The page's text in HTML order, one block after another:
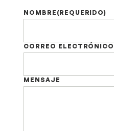
NOMBRE (REQUERIDO)
CORREO ELECTRÓNICO
MENSAJE